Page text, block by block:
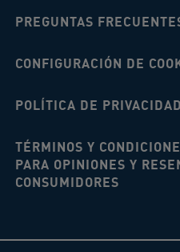
PREGUNTAS
CONFIGURACIÓN DE
POLÍTICA DE PRIVACIDAD
TÉRMINOS Y
PARA OPINIONES Y
CONSUMIDORES